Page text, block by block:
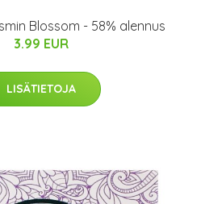
Blossom - 58% alennus
3.99 EUR
LISÄTIETOJA